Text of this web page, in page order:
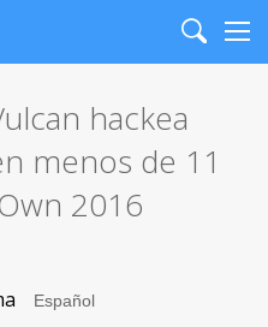
Search
hackea
menos de 11
2016